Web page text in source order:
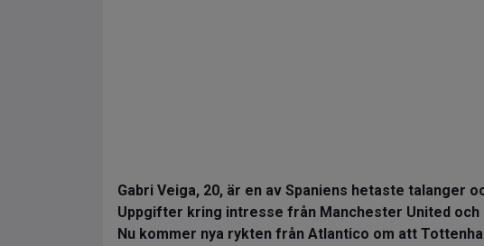
Gabri Veiga, 20, är en av Spaniens hetaste talanger
Uppgifter kring intresse från Manchester United
Nu kommer nya rykten från Atlantico om att